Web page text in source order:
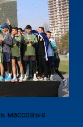
массовые